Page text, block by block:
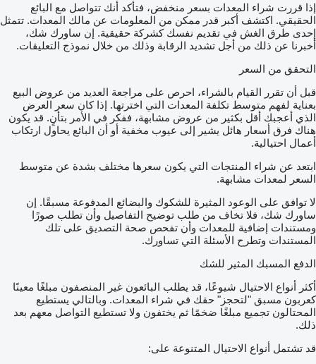
إذا قررت شراء المعدات بسعر منخفض، فتأكد أنك تتواصل مع البائع
الحقيقي. اكتشف أكبر قدر ممكن من المعلومات عن مالك المعدات. تتمثل
إحدى طرق الغش في تقديم نفسك كشركة حقيقية. إن ساورك شك،
أخبرنا عن ذلك من أجل تشديد الرقابة وذلك من خلال نموذج التعليقات.
التحقق من السعر
قبل أن تقرر القيام بالشراء، احرص على مراجعة العديد من عروض البيع
بعناية لفهم متوسط تكلفة المعدات التي اخترتها. إذا كان سعر العرض
الذي أعجبك أقل بكثير من عروض مشابهة، ففكر في الأمر بتأنٍ. قد يكون
هناك فرق أسعار هائل يشير إلى عيوب مخفية أو أن البائع يحاول ارتكاب
أعمال احتيالية.
ابتعد عن شراء المنتجات التي يكون سعرها مختلف بشدة عن متوسط
السعر لمعدات مشابهة.
لا توافق على الوعود المثيرة للشكوك والبضائع المدفوعة مسبقًا. إن
ساورك شك، فلا تخاف من طلب توضيح التفاصيل وأن تطلب صورًا
ومستندات إضافية للمعدات وأن تفحص صحة التصديق على تلك
المستندات وتطرح الأسئلة التي تساورك.
الدفع المسبك المثير للشك
أكثر أنواع الاحتيال شيوعًا، قد يطلب البائعون غير المنصفون مبلغًا معينًا
كعربون مسبق "لتحجز" حقك في شراء المعدات. وبالتالي يستطيع
المحتالون تجميع مبلغًا ضخمًا ثم يختفون ولا تستطيع التواصل معهم بعد
ذلك.
قد تشتمل أنواع الاحتيال المتنوعة على: